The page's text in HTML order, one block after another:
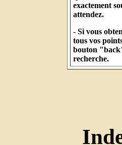
exactement
attendez.
- Si vous
tous vos
bouton
recherche.